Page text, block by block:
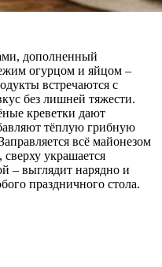
дополненный
огурцом и яйцом –
встречаются с
без лишней тяжести.
креветки дают
тёплую грибную
всё майонезом
сверху украшается
– выглядит нарядно и
праздничного стола.